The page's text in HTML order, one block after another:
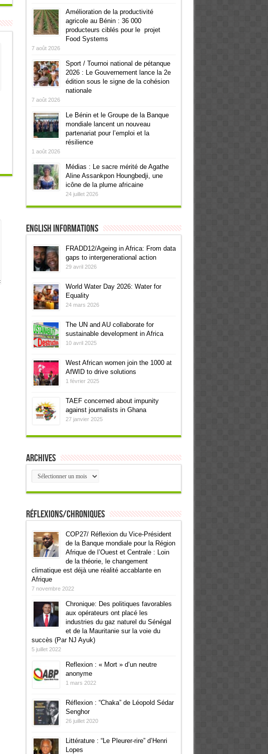
Amélioration de la productivité
agricole au Bénin : 36 000
producteurs ciblés pour le projet
Food Systems
7 août 2026
Sport / Tournoi national de pétanque
2026 : Le Gouvernement lance la 2e
édition sous le signe de la cohésion
nationale
7 août 2026
Le Bénin et le Groupe de la Banque
mondiale lancent un nouveau
partenariat pour l’emploi et la
résilience
1 août 2026
Médias : Le sacre mérité de Agathe
Aline Assankpon Houngbedji, une
icône de la plume africaine
24 juillet 2026
English informations
FRADD12/Ageing in Africa: From data
gaps to intergenerational action
29 avril 2026
World Water Day 2026: Water for
Equality
24 mars 2026
The UN and AU collaborate for
sustainable development in Africa
10 avril 2025
West African women join the 1000 at
AfWID to drive solutions
1 février 2025
TAEF concerned about impunity
against journalists in Ghana
27 janvier 2025
Archives
Archives
Réflexions/Chroniques
COP27/ Réflexion du Vice-Président
de la Banque mondiale pour la Région
Afrique de l’Ouest et Centrale : Loin
de la théorie, le changement
climatique est déjà une réalité accablante en
Afrique
7 novembre 2022
Chronique: Des politiques favorables
aux opérateurs ont placé les
industries du gaz naturel du Sénégal
et de la Mauritanie sur la voie du
succès (Par NJ Ayuk)
5 juillet 2022
Reflexion : « Mort » d’un neutre
anonyme
1 mars 2022
Réflexion : “Chaka” de Léopold Sédar
Senghor
26 juillet 2020
Littérature : “Le Pleurer-rire” d’Henri
Lopes